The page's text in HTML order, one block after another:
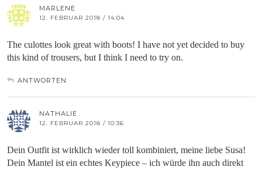
MARLENE
12. FEBRUAR 2018 / 14:04
The culottes look great with boots! I have not yet decided to buy
this kind of trousers, but I think I need to try on.
ANTWORTEN
NATHALIE
12. FEBRUAR 2018 / 10:36
Dein Outfit ist wirklich wieder toll kombiniert, meine liebe Susa!
Dein Mantel ist ein echtes Keypiece – ich würde ihn auch direkt